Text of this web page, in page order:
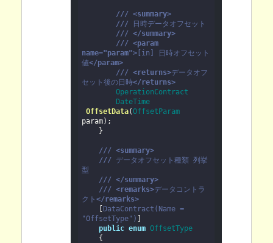
/// <summary>
///
日時データオフセット
/// </summary>
/// <param
name="param">[in] 日時オフセット
値</param>
/// <returns>データオフ
セット後の日時</returns>
OperationContract
DateTime
OffsetData(OffsetParam
param) ;
/// <summary>
///
データオフセット種類 列挙
型
/// </summary>
/// <remarks>データコントラ
クト </remarks>
DataContract
(Name =
"OffsetType" )
public enum OffsetType